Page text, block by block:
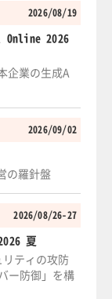
2026/08/19
Online 2026
企業の生成A
2026/09/02
の羅針盤
2026/08/26-27
夏
ティの攻防
ー防御」を構